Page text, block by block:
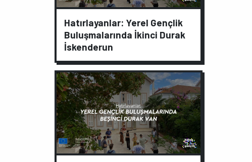
Hatırlayanlar: Yerel Gençlik
Buluşmalarında İkinci Durak
İskenderun